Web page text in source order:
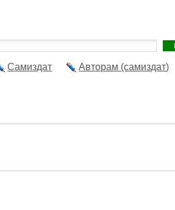
Самиздат Авторам (самиздат)